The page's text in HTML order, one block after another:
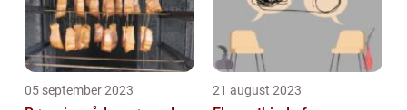
05 september 2023 21 august 2023